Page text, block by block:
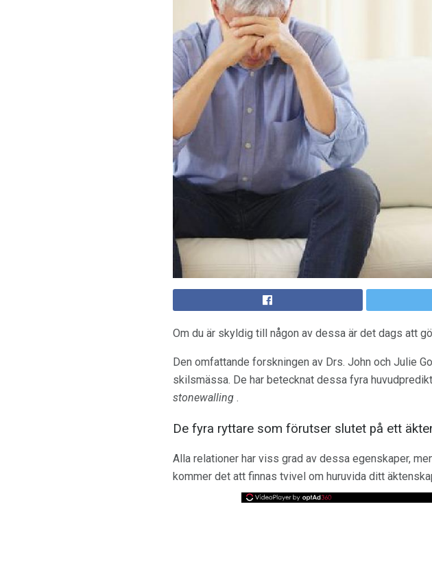
Om du är skyldig till någon av dessa är det dags att
Den omfattande forskningen av Drs. John och Julie
skilsmässa. De har betecknat dessa fyra
stonewalling .
De fyra ryttare som förutser slutet på ett
Alla relationer har viss grad av dessa egenskaper,
kommer det att finnas tvivel om huruvida ditt